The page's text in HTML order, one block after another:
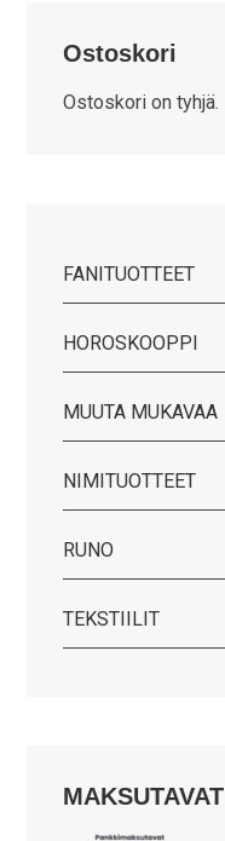
Ostoskori
Ostoskori on tyhjä.
FANITUOTTEET
HOROSKOOPPI
MUUTA MUKAVAA
NIMITUOTTEET
RUNO
TEKSTIILIT
MAKSUTAVAT